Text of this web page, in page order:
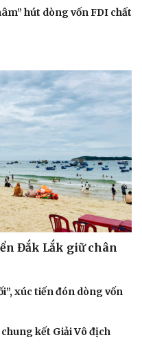
Nhà đẹp
Blog
Tình yêu - Gia đình
hút dòng vốn FDI chất
Đắk Lắk giữ chân
xúc tiến đón dòng vốn
kết Giải Vô địch